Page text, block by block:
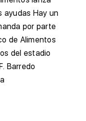
ayudas Hay un
por parte
de Alimentos
del estadio
Barredo